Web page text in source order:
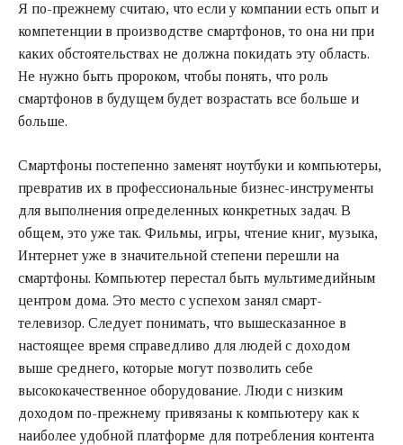
Я по-прежнему считаю, что если у компании есть опыт и
компетенции в производстве смартфонов, то она ни при
каких обстоятельствах не должна покидать эту область.
Не нужно быть пророком, чтобы понять, что роль
смартфонов в будущем будет возрастать все больше и
больше.
Смартфоны постепенно заменят ноутбуки и компьютеры,
превратив их в профессиональные бизнес-инструменты
для выполнения определенных конкретных задач. В
общем, это уже так. Фильмы, игры, чтение книг, музыка,
Интернет уже в значительной степени перешли на
смартфоны. Компьютер перестал быть мультимедийным
центром дома. Это место с успехом занял смарт-
телевизор. Следует понимать, что вышесказанное в
настоящее время справедливо для людей с доходом
выше среднего, которые могут позволить себе
высококачественное оборудование. Люди с низким
доходом по-прежнему привязаны к компьютеру как к
наиболее удобной платформе для потребления контента